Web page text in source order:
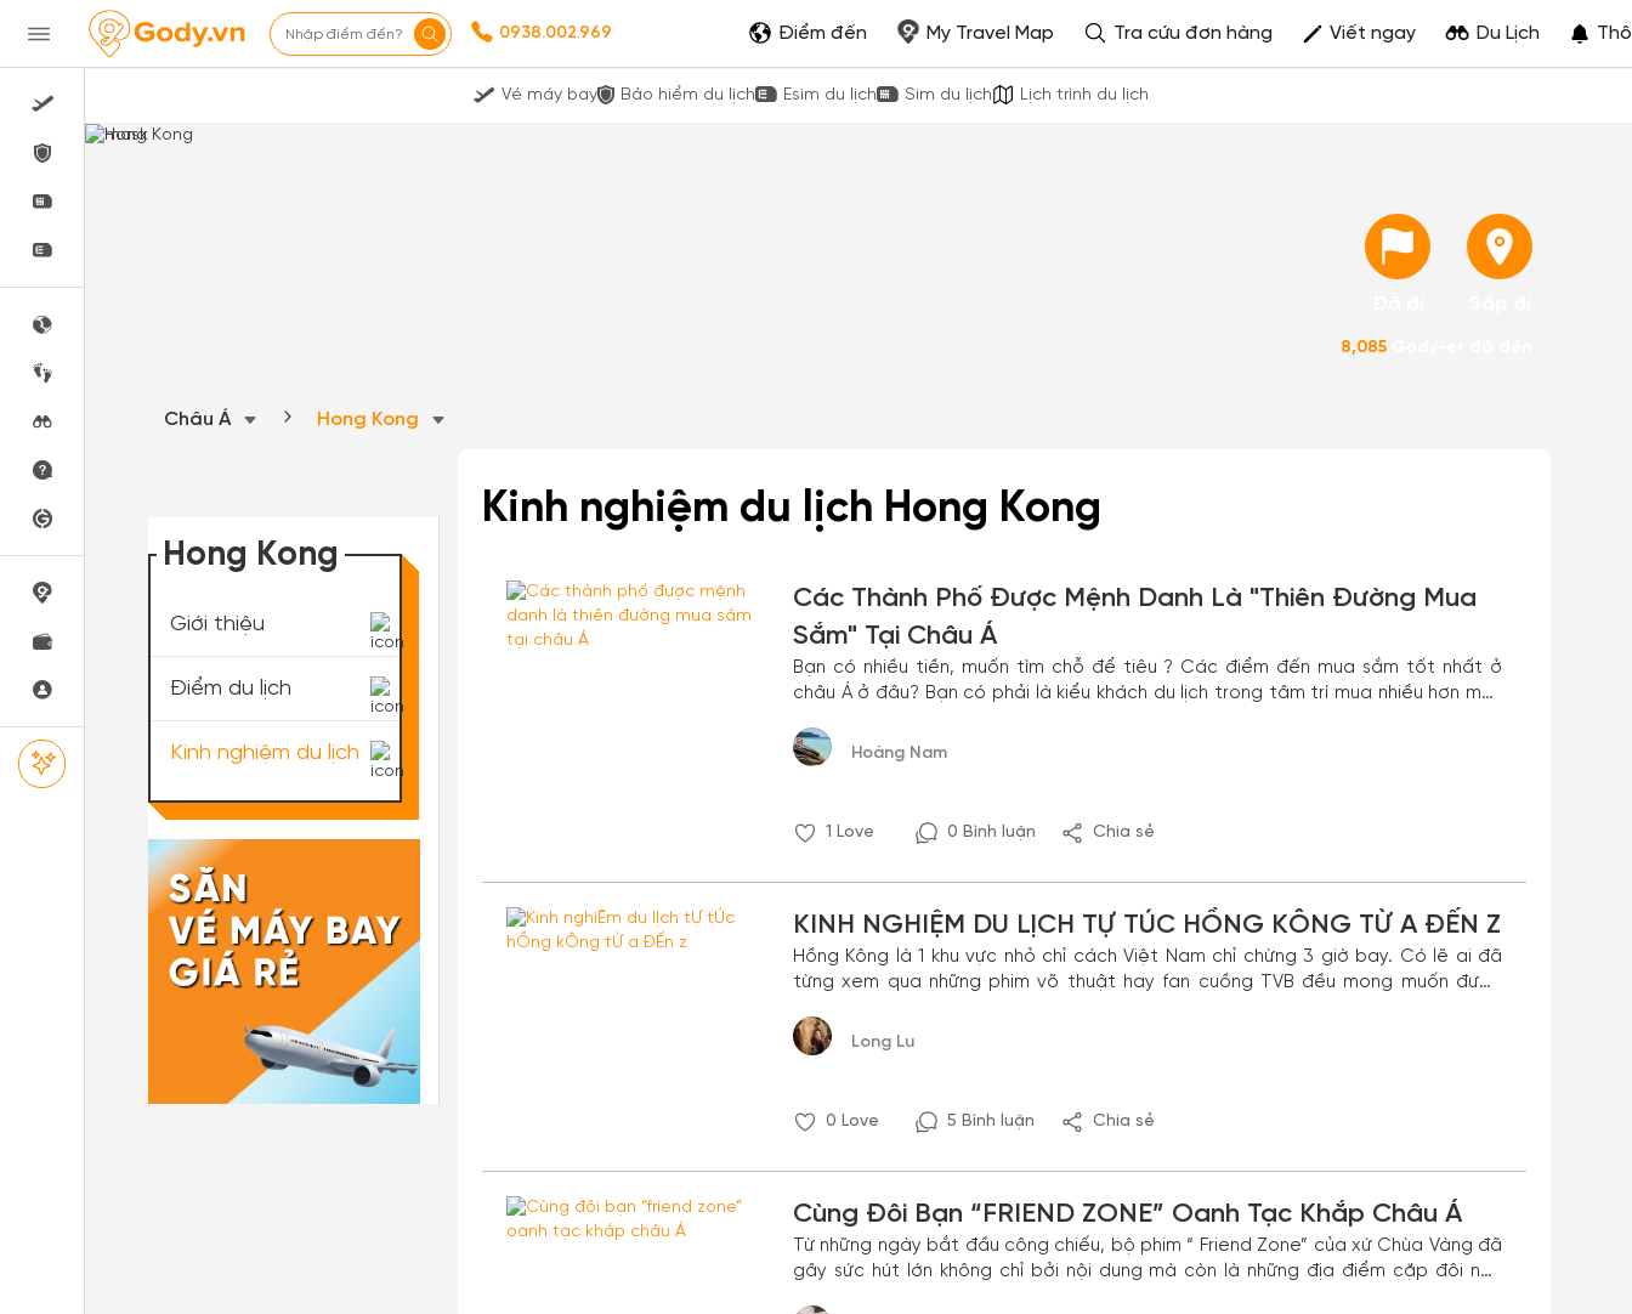
Nhập điểm đến? 0938.002.969 Điểm đến My Travel Map Tra cứu đơn hàng Viết ngay Du Lịch
Vé máy bay Bảo hiểm du lịch Esim du lịch Sim du lịch Lịch trình du lịch
8,085
Châu Á Hong Kong
Kinh nghiệm du lịch Hong Kong
Các Thành Phố Được Mệnh Danh Là "Thiên Đường Mua
Sắm" Tại Châu Á
Bạn có nhiều tiền, muốn tìm chỗ để tiêu ? Các điểm đến mua sắm tốt nhất ở
châu Á ở đâu? Bạn có phải là kiểu khách du lịch trong tâm trí mua nhiều hơn một
Hoàng Nam
1 Love 0 Bình luận Chia sẻ
KINH NGHIỆM DU LỊCH TỰ TÚC HỒNG KÔNG TỪ A ĐẾN Z
Hồng Kông là 1 khu vực nhỏ chỉ cách Việt Nam chỉ chừng 3 giờ bay. Có lẽ ai đã
từng xem qua những phim võ thuật hay fan cuồng TVB đều mong muốn được
chọc trời và ẩm thực đậm chất Trung Hoa đánh thức mọi giác quan, Hồng Kông
thật sự là điểm dừng chân phải đến một lần trong đời !
Long Lu
0 Love 5 Bình luận Chia sẻ
Cùng Đôi Bạn “FRIEND ZONE” Oanh Tạc Khắp Châu Á
Từ những ngày bắt đầu công chiếu, bộ phim “ Friend Zone” của xứ Chùa Vàng đã
gây sức hút lớn không chỉ bởi nội dung mà còn là những địa điểm cặp đôi này
Hong Kong
Giới thiệu
Điểm du lịch
Kinh nghiệm du lịch